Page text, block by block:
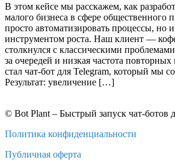
В этом кейсе мы расскажем, как
малого бизнеса в сфере общественного
просто автоматизировать процессы, но
инструментом роста. Наш клиент —
столкнулся с классическими
за очередей и низкая частота
стал чат-бот для Telegram, который мы
Результат: увеличение […]
©️ Bot Plant – Быстрый запуск чат-ботов
Политика конфиденциальности
Публичная оферта